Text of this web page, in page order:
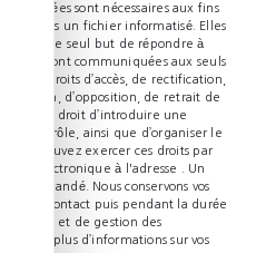
sont nécessaires aux fins
dans un fichier informatisé. Elles
dans le seul but de répondre à
seront communiquées aux seuls
de droits d’accès, de rectification,
d’opposition, de retrait de
et du droit d’introduire une
de contrôle, ainsi que d’organiser le
Vous pouvez exercer ces droits par
électronique à l'adresse . Un
demandé. Nous conservons vos
de contact puis pendant la durée
et de gestion des
pour plus d’informations sur vos